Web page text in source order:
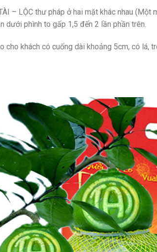
– LỘC thư pháp ở hai mặt khác nhau (Một
dưới phình to gấp 1,5 đến 2 lần phần trên.
cho khách có cuống dài khoảng 5cm, có